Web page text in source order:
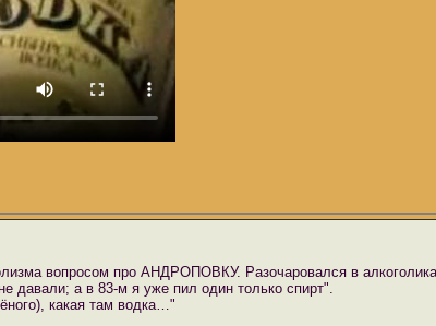
вопросом про АНДРОПОВКУ. Разочаровался в
давали; а в 83-м я уже пил один только спирт".
какая там водка…"